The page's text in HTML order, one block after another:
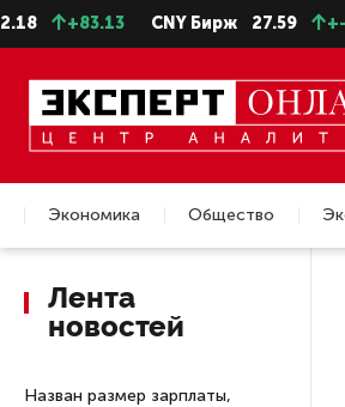
+83.13 CNY Бирж 27.59 +-15.51
Экономика Общество
Недвижимость
Лента
новостей
Назван размер зарплаты,